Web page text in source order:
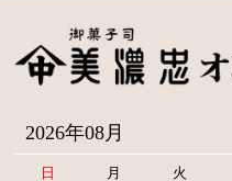
2026年08月
日 月 火